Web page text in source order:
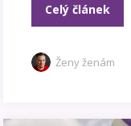
Celý článek
Ženy ženám